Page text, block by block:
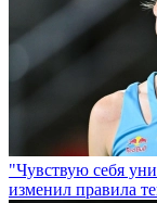
"Чувствую себя
изменил правила